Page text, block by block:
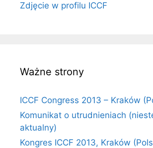
Zdjęcie w profilu ICCF
Ważne strony
ICCF Congress 2013 – Kraków
Komunikat o utrudnieniach
aktualny)
Kongres ICCF 2013, Kraków